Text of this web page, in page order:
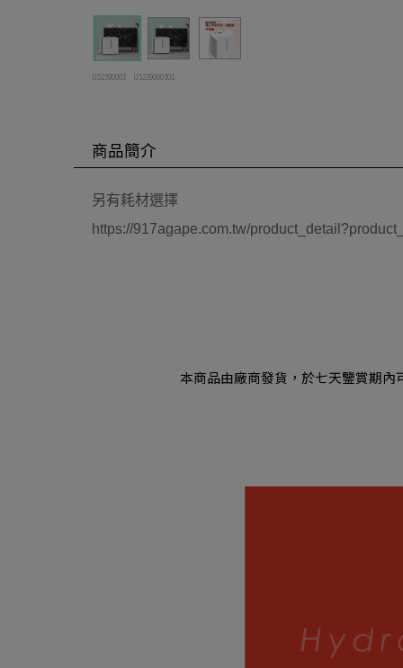
U52390003 U5239000301
現
商品簡介
另有耗材選擇
https://917agape.com.tw/
本商品由廠商發貨，於七天鑒賞期